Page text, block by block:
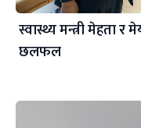
स्वास्थ्य मन्त्री मेहता र
छलफल